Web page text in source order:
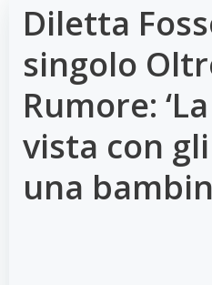
Diletta
singolo
Rumore:
vista con
una